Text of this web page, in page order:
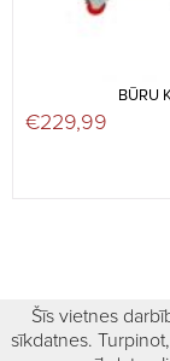
BŪRU
€229,99
Šīs vietnes
sīkdatnes.